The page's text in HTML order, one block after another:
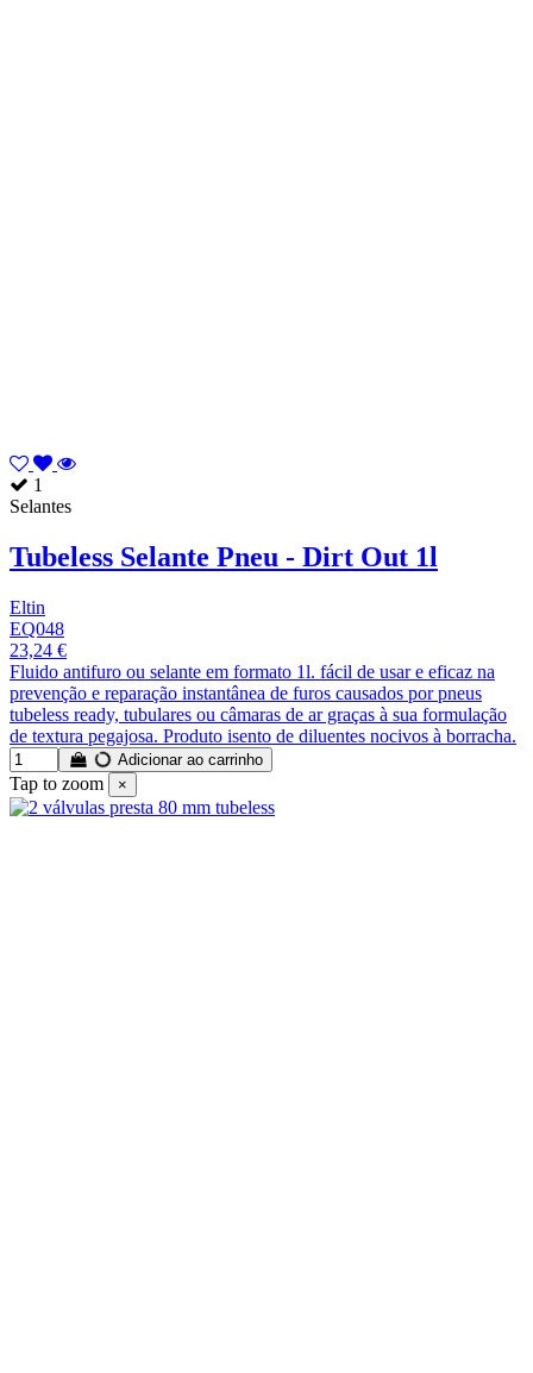
1
Selantes
Tubeless Selante Pneu - Dirt Out 1l
Eltin
EQ048
23,24 €
Fluido antifuro ou selante em formato 1l. fácil de usar e eficaz na
prevenção e reparação instantânea de furos causados por pneus
tubeless ready, tubulares ou câmaras de ar graças à sua formulação
de textura pegajosa. Produto isento de diluentes nocivos à borracha.
Adicionar ao carrinho
Tap to zoom ×